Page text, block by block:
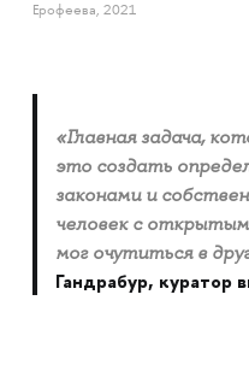
Ерофеева, 2021
«Главная задача,
это создать
законами и
человек с
мог очутиться в
Гандрабур, куратор